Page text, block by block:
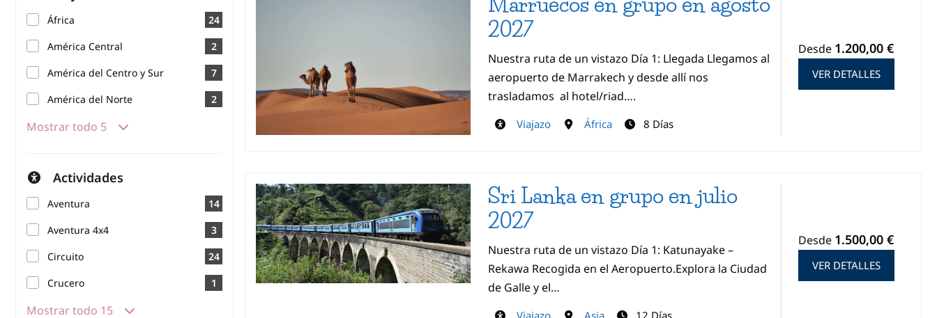
África
24
América Central
2
América del Centro y Sur
7
América del Norte
2
Mostrar todo 5
Actividades
Aventura
14
Aventura 4x4
3
Circuito
24
Crucero
1
Mostrar todo 15
2027
Nuestra ruta de un vistazo Día 1: Llegada Llegamos al
aeropuerto de Marrakech y desde allí nos
trasladamos al hotel/riad….
Viajazo África 8 Días
Desde 1.200,00 €
VER DETALLES
Sri Lanka en grupo en julio
2027
Nuestra ruta de un vistazo Día 1: Katunayake –
Rekawa Recogida en el Aeropuerto.Explora la Ciudad
de Galle y el…
Viajazo Asia 12 Días
Desde 1.500,00 €
VER DETALLES